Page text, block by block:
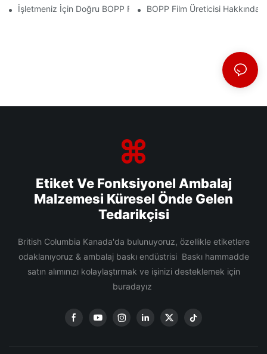
İşletmeniz İçin Doğru BOPP Film Tedarikçisini Seçmenin Önemi
BOPP Film Üreticisi Hakkında
Etiket Ve Fonksiyonel Ambalaj
Malzemesi Küresel Önde Gelen
Tedarikçisi
British Columbia Kanada'da bulunuyoruz, özellikle etiketlere
odaklanıyoruz & ambalaj baskı endüstrisi Baskı hammadde
satın alımınızı kolaylaştırmak ve işinizi desteklemek için
buradayız